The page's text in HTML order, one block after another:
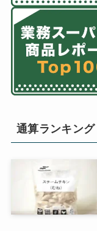
通算ランキン